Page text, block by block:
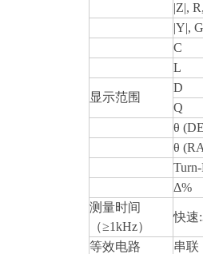
|Z|,
|Y|,
C
L
显示范围
D
Q
θ
θ
Δ%
测量时间
（≥1kHz）
快速
等效电路
串联